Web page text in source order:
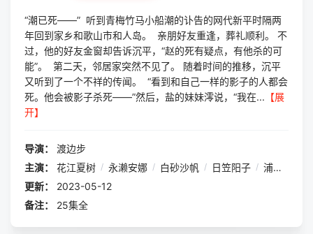
“潮已死——” 听到青梅竹马小船潮的讣告的网代新平时隔两
年回到家乡和歌山市和人岛。 亲朋好友重逢，葬礼顺利。 不
过，他的好友金窗却告诉沉平，“赵的死有疑点，有他杀的可
能”。 第二天，邻居家突然不见了。 随着时间的推移，沉平
又听到了一个不祥的传闻。 “看到和自己一样的影子的人都会
死。他会被影子杀死——”然后，盐的妹妹澪说，“我在... 【展
开】
导演：
渡边步
主演：
花江夏树 / 永濑安娜 / 白砂沙帆 / 日笠阳子 / 浦山迅
更新：
2023-05-12
备注：
25集全